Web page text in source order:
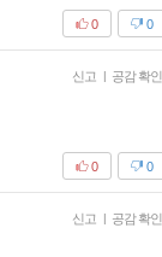
0
0
신고 | 공감 확인
0
0
신고 | 공감 확인